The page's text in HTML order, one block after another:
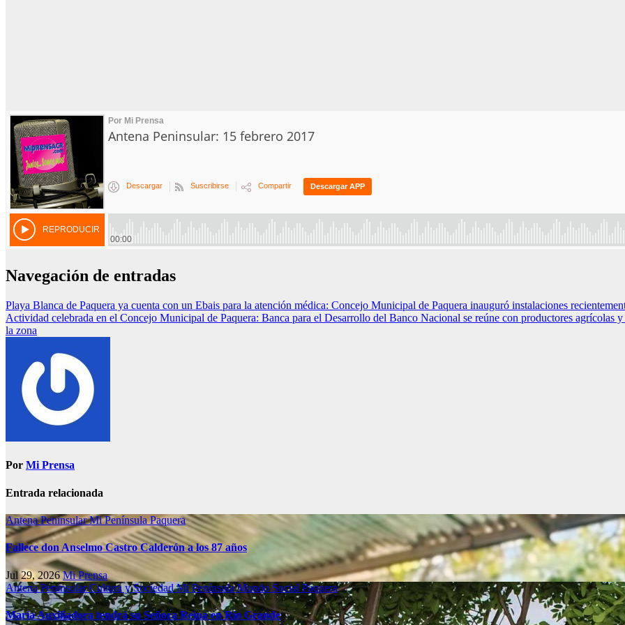
Navegación de entradas
Playa Blanca de Paquera ya cuenta con un Ebais para la atención médica: Concejo Municipal de Paquera inauguró instalaciones
Actividad celebrada en el Concejo Municipal de Paquera: Banca para el Desarrollo del Banco Nacional se reúne con productores agrícolas
la zona
Por Mi Prensa
Entrada relacionada
Antena PeninsularMi PenínsulaPaquera
Fallece don Anselmo Castro Calderón a los 87 años
Jul 29, 2026Mi Prensa
Antena PeninsularCultura y SociedadMi PenínsulaMundo SocialPaquera
María Auxiliadora tendrá su Señora Reina en Río Grande